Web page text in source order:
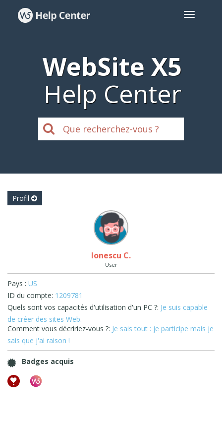
WebSite X5
Help Center
Profil
Ionescu C.
User
Pays : US
ID du compte: 1209781
Quels sont vos capacités d'utilisation d'un PC ?: Je suis capable
de créer des sites Web.
Comment vous décririez-vous ?: Je sais tout : je participe mais je
sais que j'ai raison !
Badges acquis